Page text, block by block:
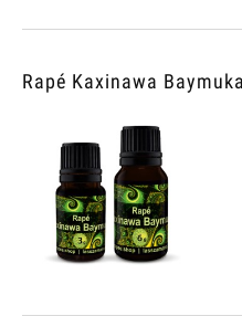
Rapé Kaxinawa Baymuka